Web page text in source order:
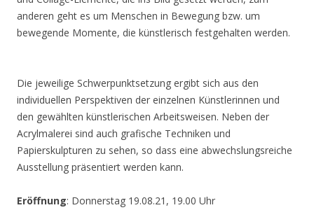
anderen geht es um Menschen in Bewegung bzw. um
bewegende Momente, die künstlerisch festgehalten werden.
Die jeweilige Schwerpunktsetzung ergibt sich aus den
individuellen Perspektiven der einzelnen Künstlerinnen und
den gewählten künstlerischen Arbeitsweisen. Neben der
Acrylmalerei sind auch grafische Techniken und
Papierskulpturen zu sehen, so dass eine abwechslungsreiche
Ausstellung präsentiert werden kann.
Eröffnung: Donnerstag 19.08.21, 19.00 Uhr